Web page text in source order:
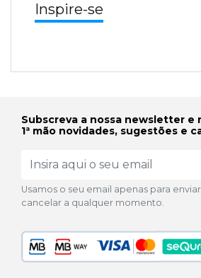
Inspire-se
Subscreva a nossa newsletter e
1ª mão novidades, sugestões e
Usamos o seu email apenas para
cancelar a qualquer momento.